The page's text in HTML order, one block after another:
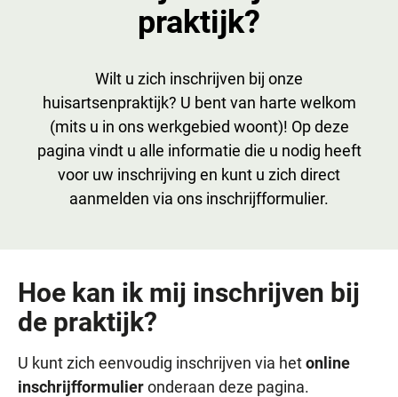
praktijk?
Wilt u zich inschrijven bij onze
huisartsenpraktijk? U bent van harte welkom
(mits u in ons werkgebied woont)! Op deze
pagina vindt u alle informatie die u nodig heeft
voor uw inschrijving en kunt u zich direct
aanmelden via ons inschrijfformulier.
Hoe kan ik mij inschrijven bij
de praktijk?
U kunt zich eenvoudig inschrijven via hetonline
inschrijfformulieronderaan deze pagina.